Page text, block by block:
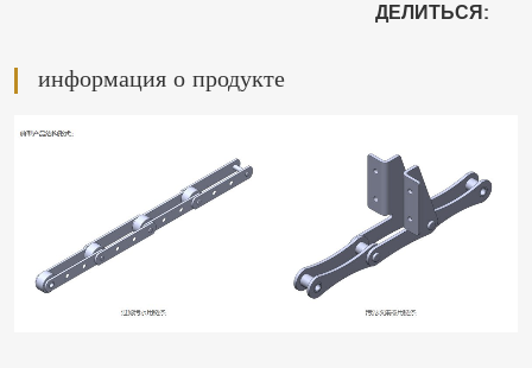
ДЕЛИТЬСЯ:
информация о продукте